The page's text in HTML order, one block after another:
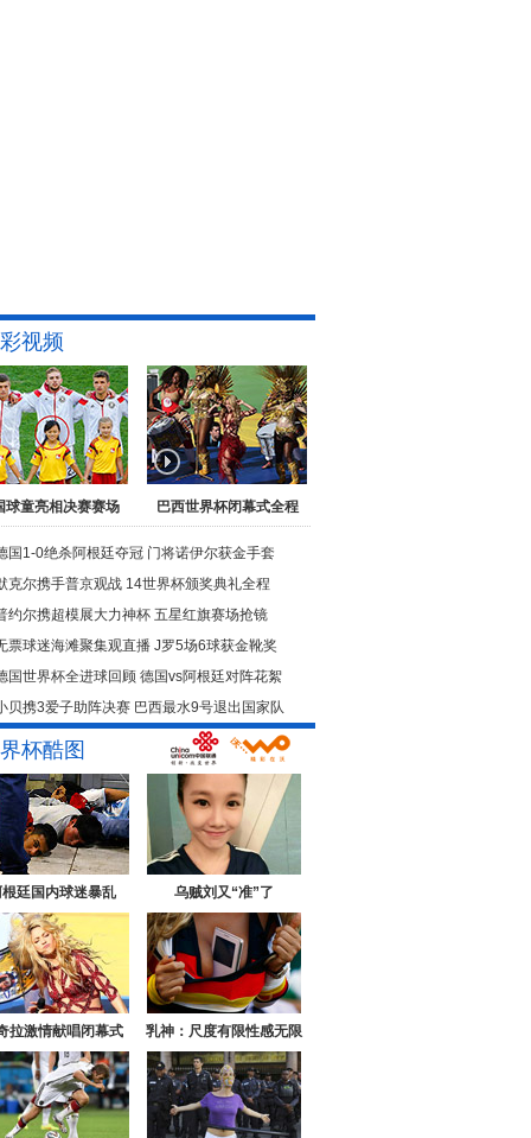
视频
球童亮相决赛赛场 巴西世界杯闭幕式全程
国1-0绝杀阿根廷夺冠 门将诺伊尔获金手套
克尔携手普京观战 14世界杯颁奖典礼全程
约尔携超模展大力神杯 五星红旗赛场抢镜
票球迷海滩聚集观直播 J罗5场6球获金靴奖
国世界杯全进球回顾 德国vs阿根廷对阵花絮
贝携3爱子助阵决赛 巴西最水9号退出国家队
杯酷图
廷国内球迷暴乱 乌贼刘又“准”了
拉激情献唱闭幕式 乳神：尺度有限性感无限